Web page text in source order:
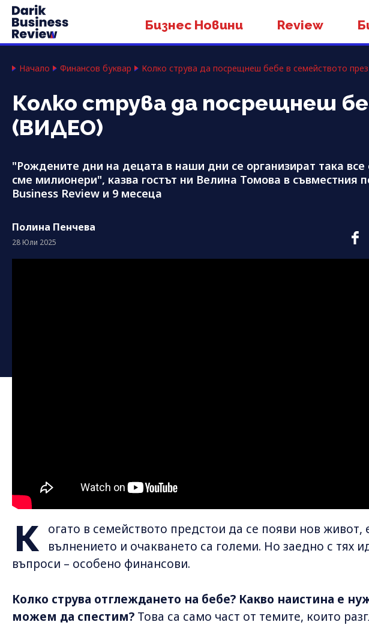
Бизнес Новини Review
Начало Финансов буквар Колко струва да посрещнеш бебе в семейството
Колко струва да посрещнеш
(ВИДЕО)
"Рождените дни на децата в наши дни се организират така все
сме милионери", казва гостът ни Велина Томова в съвместния
Business Review и 9 месеца
Полина Пенчева
28 Юли 2025
К
огато в семейството предстои да се появи нов живот,
вълнението и очакването са големи. Но заедно с тях
въпроси – особено финансови.
Колко струва отглеждането на бебе? Какво наистина е
можем да спестим? Това са само част от темите, които